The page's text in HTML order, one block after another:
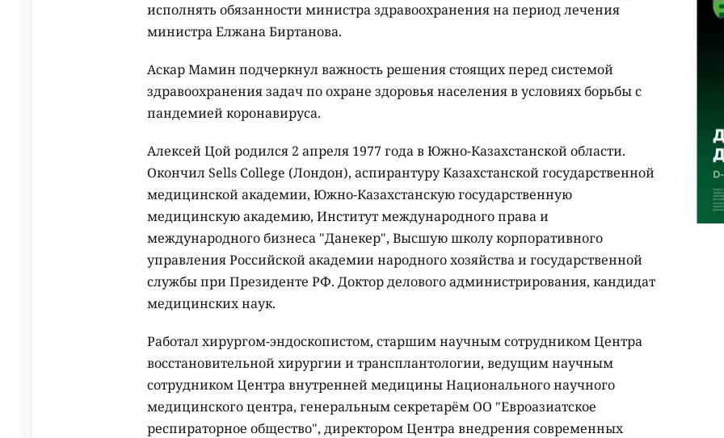
исполнять обязанности министра здравоохранения на период лечения
министра Елжана Биртанова.
Аскар Мамин подчеркнул важность решения стоящих перед системой
здравоохранения задач по охране здоровья населения в условиях борьбы с
пандемией коронавируса.
Алексей Цой родился 2 апреля 1977 года в Южно-Казахстанской области.
Окончил Sells College (Лондон), аспирантуру Казахстанской государственной
медицинской академии, Южно-Казахстанскую государственную
медицинскую академию, Институт международного права и
международного бизнеса "Данекер", Высшую школу корпоративного
управления Российской академии народного хозяйства и государственной
службы при Президенте РФ. Доктор делового администрирования, кандидат
медицинских наук.
Работал хирургом-эндоскопистом, старшим научным сотрудником Центра
восстановительной хирургии и трансплантологии, ведущим научным
сотрудником Центра внутренней медицины Национального научного
медицинского центра, генеральным секретарём ОО "Евроазиатское
респираторное общество", директором Центра внедрения современных